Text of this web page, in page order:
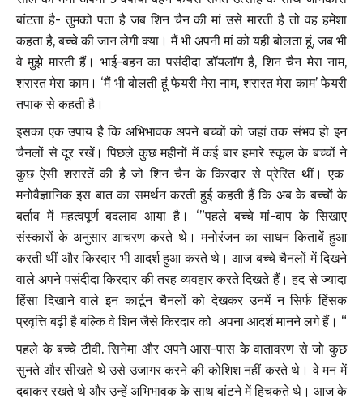
बांटता है- तुमको पता है जब शिन चैन की मां उसे मारती है तो वह हमेशा
कहता है, बच्चे की जान लेगी क्या। मैं भी अपनी मां को यही बोलता हूं, जब भी
वे मुझे मारती हैं। भाई-बहन का पसंदीदा डॉयलॉग है, शिन चैन मेरा नाम,
शरारत मेरा काम। ‘मैं भी बोलती हूं फेयरी मेरा नाम, शरारत मेरा काम’ फेयरी
तपाक से कहती है।
इसका एक उपाय है कि अभिभावक अपने बच्चों को जहां तक संभव हो इन
चैनलों से दूर रखें। पिछले कुछ महीनों में कई बार हमारे स्कूल के बच्चों ने
कुछ ऐसी शरारतें की है जो शिन चैन के किरदार से प्रेरित थीं। एक
मनोवैज्ञानिक इस बात का समर्थन करती हुई कहती हैं कि अब के बच्चों के
बर्ताव में महत्वपूर्ण बदलाव आया है। ‘”पहले बच्चे मां-बाप के सिखाए
संस्कारों के अनुसार आचरण करते थे। मनोरंजन का साधन किताबें हुआ
करती थीं और किरदार भी आदर्श हुआ करते थे। आज बच्चे चैनलों में दिखने
वाले अपने पसंदीदा किरदार की तरह व्यवहार करते दिखते हैं। हद से ज्यादा
हिंसा दिखाने वाले इन कार्टून चैनलों को देखकर उनमें न सिर्फ हिंसक
प्रवृत्ति बढ़ी है बल्कि वे शिन जैसे किरदार को अपना आदर्श मानने लगे हैं। “
पहले के बच्चे टीवी. सिनेमा और अपने आस-पास के वातावरण से जो कुछ
सुनते और सीखते थे उसे उजागर करने की कोशिश नहीं करते थे। वे मन में
दबाकर रखते थे और उन्हें अभिभावक के साथ बांटने में हिचकते थे। आज के